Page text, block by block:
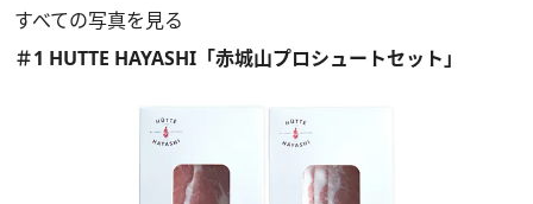
すべての写真を見る
＃1 HUTTE HAYASHI「赤城山プロシュートセット」